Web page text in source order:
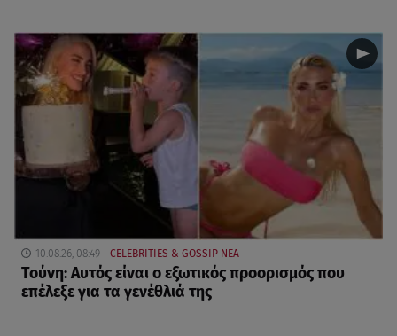
10.08.26, 08:49 CELEBRITIES & GOSSIP ΝΕΑ
Τούνη: Αυτός είναι ο εξωτικός προορισμός που
επέλεξε για τα γενέθλιά της